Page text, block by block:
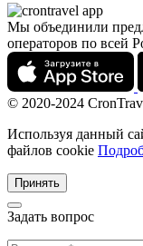
Мы объединили
операторов по всей
© 2020-2024
Используя данный
файлов cookie
Принять
Задать вопрос